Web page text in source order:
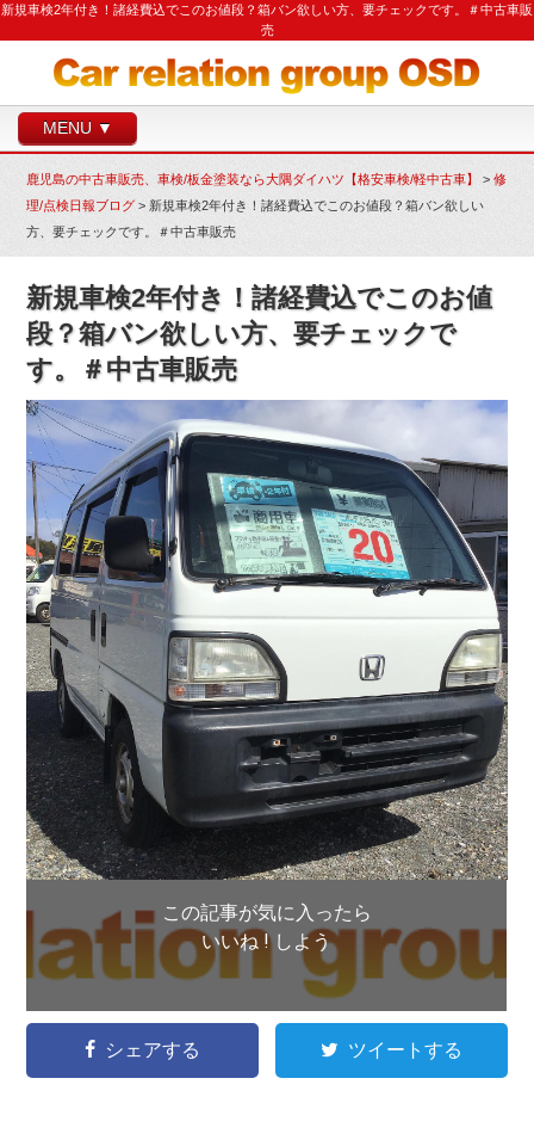
新規車検2年付き！諸経費込でこのお値段？箱バン欲しい方、要チェックです。＃中古車販
売
MENU ▼
鹿児島の中古車販売、車検/板金塗装なら大隅ダイハツ【格安車検/軽中古車】 >修
理/点検日報ブログ > 新規車検2年付き！諸経費込でこのお値段？箱バン欲しい
方、要チェックです。＃中古車販売
新規車検2年付き！諸経費込でこのお値
段？箱バン欲しい方、要チェックで
す。＃中古車販売
この記事が気に入ったら
いいね ! しよう
シェアする ツイートする